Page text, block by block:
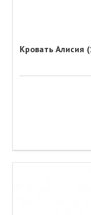
Кровать Алисия